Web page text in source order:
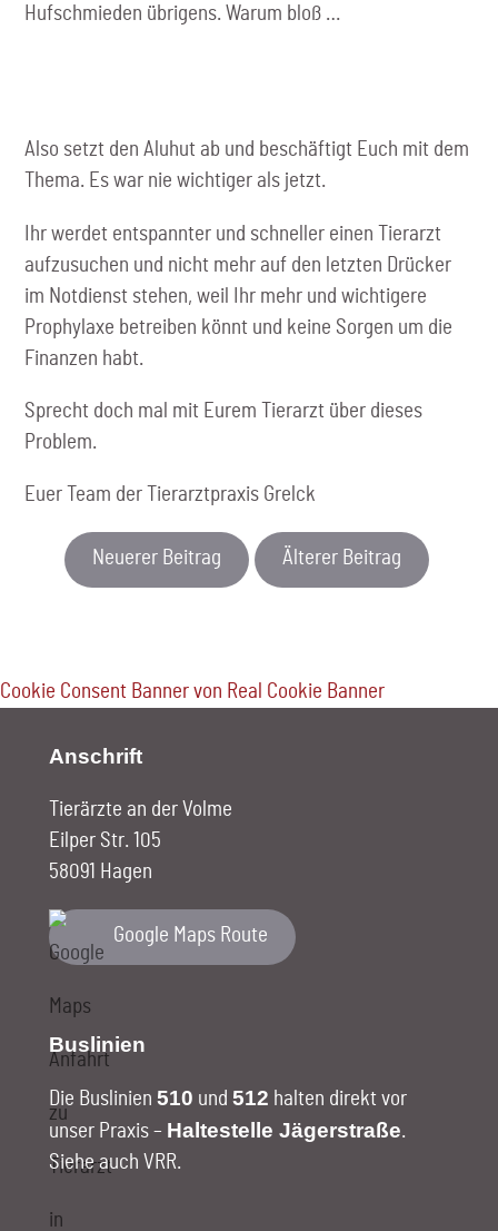
Hufschmieden übrigens. Warum bloß …
Also setzt den Aluhut ab und beschäftigt Euch mit dem
Thema. Es war nie wichtiger als jetzt.
Ihr werdet entspannter und schneller einen Tierarzt
aufzusuchen und nicht mehr auf den letzten Drücker
im Notdienst stehen, weil Ihr mehr und wichtigere
Prophylaxe betreiben könnt und keine Sorgen um die
Finanzen habt.
Sprecht doch mal mit Eurem Tierarzt über dieses
Problem.
Euer Team der Tierarztpraxis Grelck
Neuerer Beitrag Älterer Beitrag
Cookie Consent Banner von Real Cookie Banner
Anschrift
Tierärzte an der Volme
Eilper Str. 105
58091 Hagen
Google Maps Route
Buslinien
Die Buslinien510 und512 halten direkt vor
unser Praxis – Haltestelle Jägerstraße.
Siehe auch VRR.